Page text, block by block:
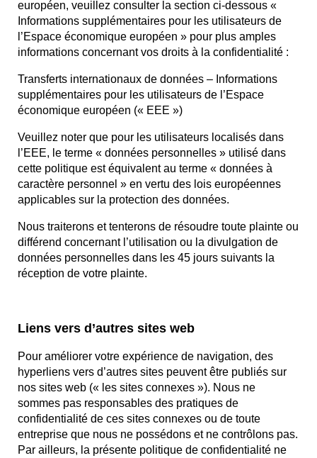
européen, veuillez consulter la section ci-dessous «
Informations supplémentaires pour les utilisateurs de
l’Espace économique européen » pour plus amples
informations concernant vos droits à la confidentialité :
Transferts internationaux de données – Informations
supplémentaires pour les utilisateurs de l’Espace
économique européen (« EEE »)
Veuillez noter que pour les utilisateurs localisés dans
l’EEE, le terme « données personnelles » utilisé dans
cette politique est équivalent au terme « données à
caractère personnel » en vertu des lois européennes
applicables sur la protection des données.
Nous traiterons et tenterons de résoudre toute plainte ou
différend concernant l’utilisation ou la divulgation de
données personnelles dans les 45 jours suivants la
réception de votre plainte.
Liens vers d’autres sites web
Pour améliorer votre expérience de navigation, des
hyperliens vers d’autres sites peuvent être publiés sur
nos sites web (« les sites connexes »). Nous ne
sommes pas responsables des pratiques de
confidentialité de ces sites connexes ou de toute
entreprise que nous ne possédons et ne contrôlons pas.
Par ailleurs, la présente politique de confidentialité ne